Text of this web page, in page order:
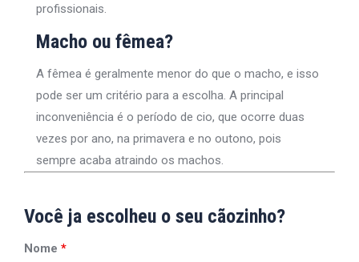
profissionais.
Macho ou fêmea?
A fêmea é geralmente menor do que o macho, e isso
pode ser um critério para a escolha. A principal
inconveniência é o período de cio, que ocorre duas
vezes por ano, na primavera e no outono, pois
sempre acaba atraindo os machos.
Você ja escolheu o seu cãozinho?
Nome *